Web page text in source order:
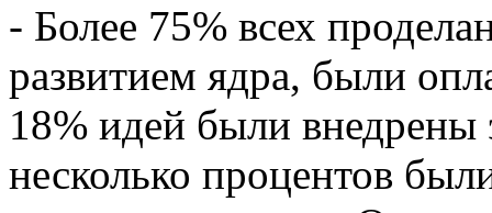
- Более 75% всех
развитием ядра, были
18% идей были внедрены
несколько процентов